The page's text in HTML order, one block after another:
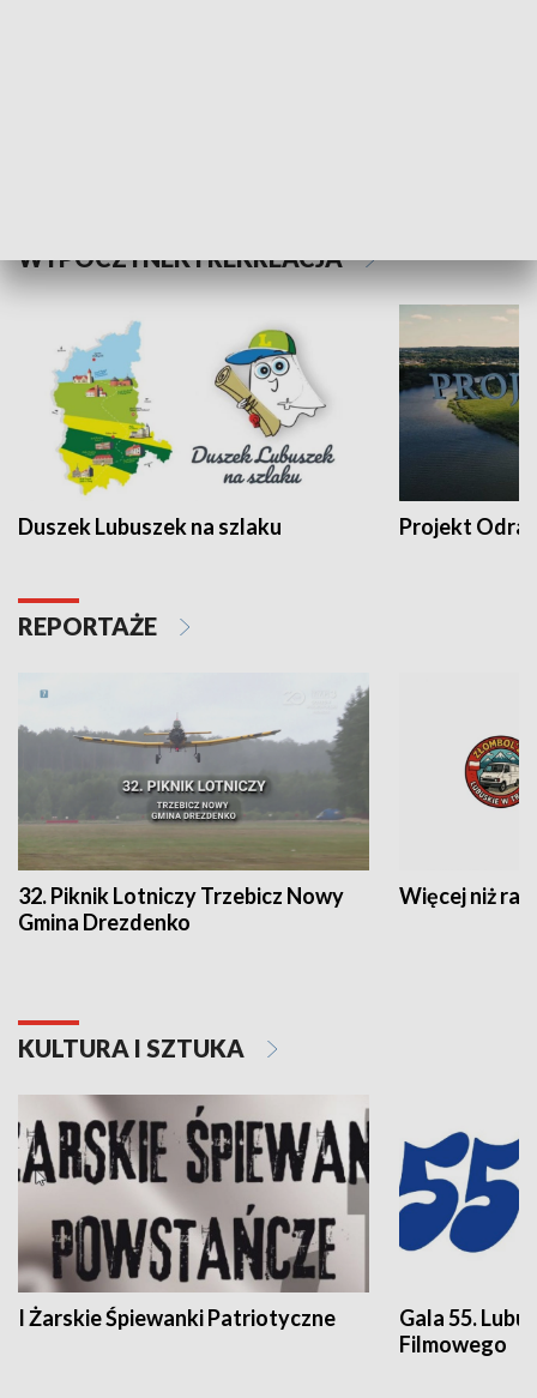
WYPOCZYNEK I REKREACJA
Duszek Lubuszek na szlaku Projekt Odra
REPORTAŻE
32. Piknik Lotniczy Trzebicz Nowy
Gmina Drezdenko
Więcej niż rajd
KULTURA I SZTUKA
I Żarskie Śpiewanki Patriotyczne
Gala 55.
Filmowego